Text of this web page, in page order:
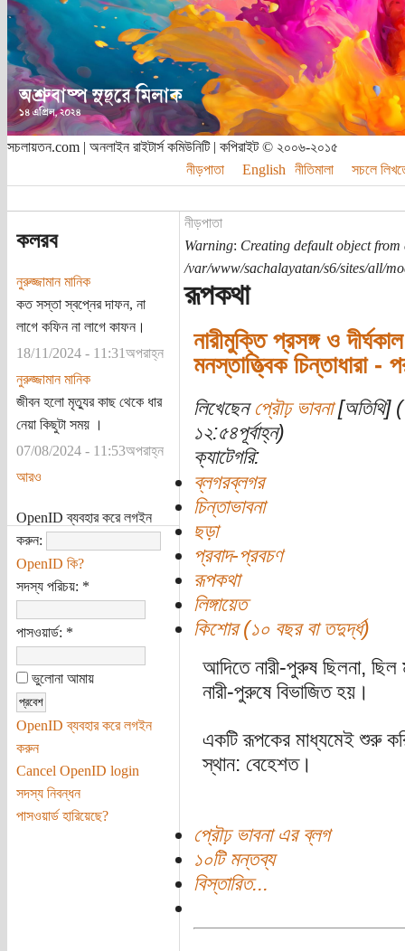
সচলায়তন.com | অনলাইন রাইটার্স কমিউনিটি | কপিরাইট © ২০০৬-২০১৫
নীড়পাতা
English নীতিমালা সচলে
কলরব
নুরুজ্জামান মানিক
কত সস্তা স্বপ্নের দাফন, না
লাগে কফিন না লাগে কাফন।
18/11/2024 - 11:31অপরাহ্ন
নুরুজ্জামান মানিক
জীবন হলো মৃত্যুর কাছ থেকে ধার
নেয়া কিছুটা সময় ।
07/08/2024 - 11:53অপরাহ্ন
আরও
OpenID ব্যবহার করে লগইন
করুন:
OpenID কি?
সদস্য পরিচয়: *
পাসওয়ার্ড: *
ভুলোনা আমায়
OpenID ব্যবহার করে লগইন
করুন
Cancel OpenID login
সদস্য নিবন্ধন
পাসওয়ার্ড হারিয়েছে?
নীড়পাতা
Warning: Creating default object from
/var/www/sachalayatan/s6/sites/all/
রূপকথা
নারীমুক্তি প্রসঙ্গ ও
মনস্তাত্ত্বিক চিন্তাধারা
লিখেছেন প্রৌঢ় ভাবনা[অতিথি]
১২:৫৪পূর্বাহ্ন)
ক্যাটেগরি:
ব্লগরব্লগর
চিন্তাভাবনা
ছড়া
প্রবাদ-প্রবচণ
রূপকথা
লিঙ্গায়েত
কিশোর (১০ বছর বা তদুর্দ্ধ)
আদিতে নারী-পুরুষ ছিলনা,
নারী-পুরুষে বিভাজিত হয়।
একটি রূপকের মাধ্যমেই শুরু
স্থান: বেহেশত।
প্রৌঢ় ভাবনা এর ব্লগ
১০টি মন্তব্য
বিস্তারিত...